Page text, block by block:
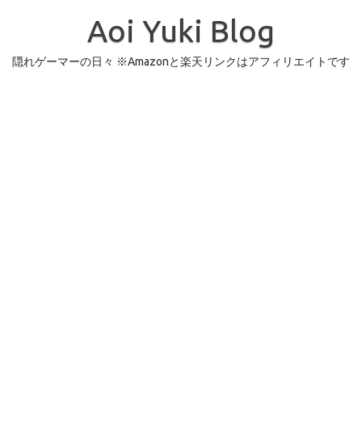
Aoi Yuki Blog
隠れゲーマーの日々 ※Amazonと楽天リンクはアフィリエイトです